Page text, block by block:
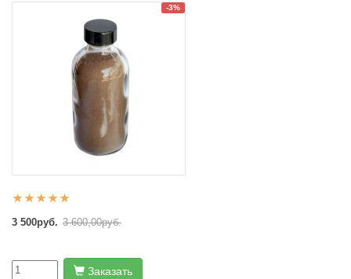
-3%
3 500руб. 3 600,00руб.
Заказать